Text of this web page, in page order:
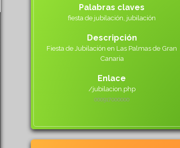
Palabras claves
fiesta de jubilación, jubilación
Descripción
Fiesta de Jubilación en Las Palmas de Gran
Canaria
Enlace
/jubilacion.php
000917000000